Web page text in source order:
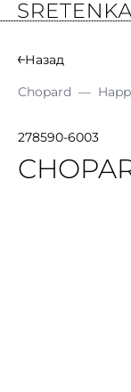
Назад
Chopard —
278590-6003